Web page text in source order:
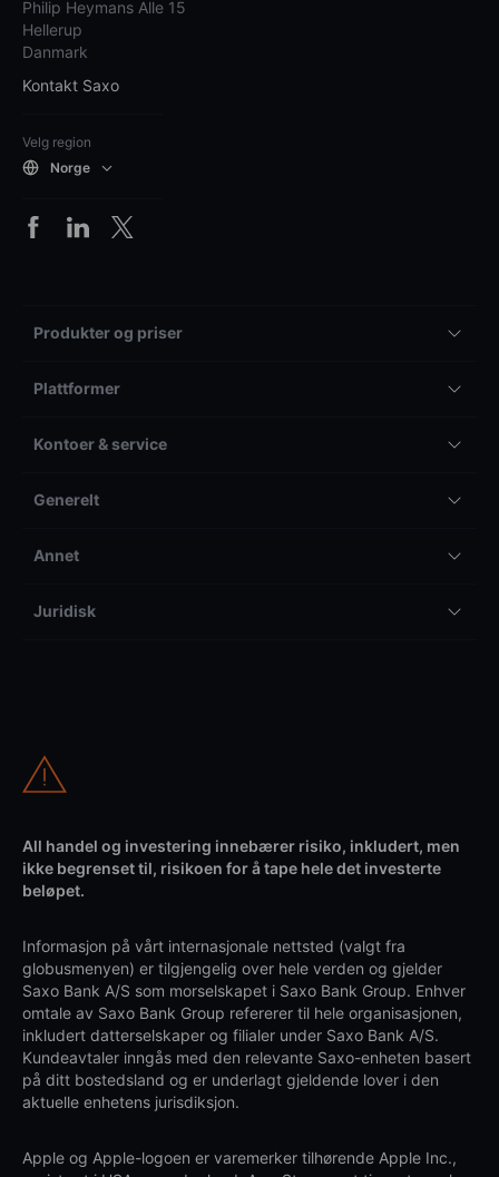
Philip Heymans Alle 15
Hellerup
Danmark
Kontakt Saxo
Velg region
Norge
Produkter og priser
Plattformer
Kontoer & service
Generelt
Annet
Juridisk
All handel og investering innebærer risiko, inkludert, men
ikke begrenset til, risikoen for å tape hele det investerte
beløpet.
Informasjon på vårt internasjonale nettsted (valgt fra
globusmenyen) er tilgjengelig over hele verden og gjelder
Saxo Bank A/S som morselskapet i Saxo Bank Group. Enhver
omtale av Saxo Bank Group refererer til hele organisasjonen,
inkludert datterselskaper og filialer under Saxo Bank A/S.
Kundeavtaler inngås med den relevante Saxo-enheten basert
på ditt bostedsland og er underlagt gjeldende lover i den
aktuelle enhetens jurisdiksjon.
Apple og Apple-logoen er varemerker tilhørende Apple Inc.,